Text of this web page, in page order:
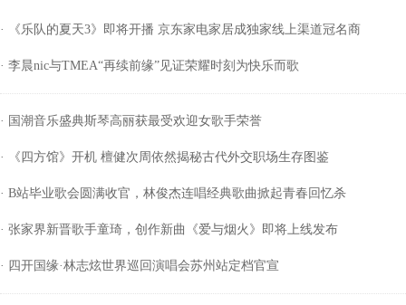
· 《乐队的夏天3》即将开播 京东家电家居成独家线上渠道冠名商
· 李晨nic与TMEA“再续前缘”见证荣耀时刻为快乐而歌
· 国潮音乐盛典斯琴高丽获最受欢迎女歌手荣誉
· 《四方馆》开机 檀健次周依然揭秘古代外交职场生存图鉴
· B站毕业歌会圆满收官，林俊杰连唱经典歌曲掀起青春回忆杀
· 张家界新晋歌手童琦，创作新曲《爱与烟火》即将上线发布
· 四开国缘·林志炫世界巡回演唱会苏州站定档官宣